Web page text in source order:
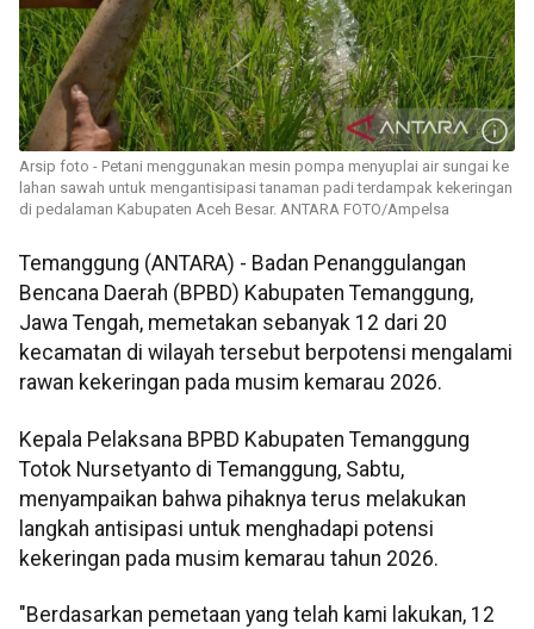
Arsip foto - Petani menggunakan mesin pompa menyuplai air sungai ke
lahan sawah untuk mengantisipasi tanaman padi terdampak kekeringan
di pedalaman Kabupaten Aceh Besar. ANTARA FOTO/Ampelsa
Temanggung (ANTARA) - Badan Penanggulangan
Bencana Daerah (BPBD) Kabupaten Temanggung,
Jawa Tengah, memetakan sebanyak 12 dari 20
kecamatan di wilayah tersebut berpotensi mengalami
rawan kekeringan pada musim kemarau 2026.
Kepala Pelaksana BPBD Kabupaten Temanggung
Totok Nursetyanto di Temanggung, Sabtu,
menyampaikan bahwa pihaknya terus melakukan
langkah antisipasi untuk menghadapi potensi
kekeringan pada musim kemarau tahun 2026.
"Berdasarkan pemetaan yang telah kami lakukan, 12